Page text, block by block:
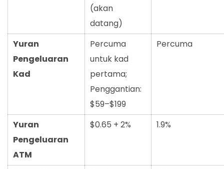
(akan
datang)
Yuran
Pengeluaran
Kad
Percuma
untuk kad
pertama;
Penggantian:
$59–$199
Percuma
Yuran
Pengeluaran
ATM
$0.65 + 2% 1.9%